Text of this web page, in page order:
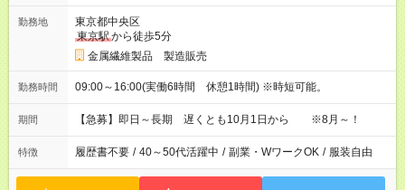
勤務地
東京都中央区
東京駅から徒歩5分
金属繊維製品 製造販売
勤務時間 09:00～16:00(実働6時間 休憩1時間) ※時短可能。
期間 【急募】即日～長期 遅くとも10月1日から ※8月～！
特徴 履歴書不要 / 40～50代活躍中 / 副業・WワークOK / 服装自由